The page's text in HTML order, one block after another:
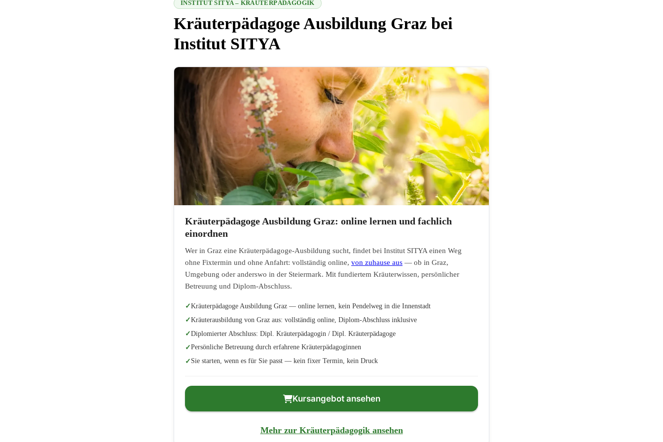
INSTITUT SITYA – KRÄUTERPÄDAGOGIK
Kräuterpädagoge Ausbildung Graz bei
Institut SITYA
216.73.217.43 2026-08-08 18:05:41
Kräuterpädagoge Ausbildung Graz: online lernen und fachlich
einordnen
Wer in Graz eine Kräuterpädagoge-Ausbildung sucht, findet bei Institut SITYA einen Weg
ohne Fixtermin und ohne Anfahrt: vollständig online, von zuhause aus — ob in Graz,
Umgebung oder anderswo in der Steiermark. Mit fundiertem Kräuterwissen, persönlicher
Betreuung und Diplom-Abschluss.
Kräuterpädagoge Ausbildung Graz — online lernen, kein Pendelweg in die Innenstadt
Kräuterausbildung von Graz aus: vollständig online, Diplom-Abschluss inklusive
Diplomierter Abschluss: Dipl. Kräuterpädagogin / Dipl. Kräuterpädagoge
Persönliche Betreuung durch erfahrene Kräuterpädagoginnen
Sie starten, wenn es für Sie passt — kein fixer Termin, kein Druck
Kursangebot ansehen
Mehr zur Kräuterpädagogik ansehen